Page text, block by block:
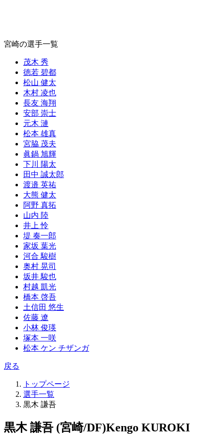
宮崎の選手一覧
茂木 秀
徳若 碧都
松山 健太
木村 凌也
長友 海翔
安部 崇士
元木 漣
松本 雄真
宮脇 茂夫
眞鍋 旭輝
下川 陽太
田中 誠太郎
渡邉 英祐
大熊 健太
阿野 真拓
山内 陸
井上 怜
堤 奏一郎
家坂 葉光
河合 駿樹
奥村 晃司
坂井 駿也
村越 凱光
橋本 啓吾
土信田 悠生
佐藤 遼
小林 俊瑛
塚本 一咲
松本 ケン チザンガ
戻る
トップページ
選手一覧
黒木 謙吾
黒木 謙吾 (宮崎/DF)Kengo KUROKI